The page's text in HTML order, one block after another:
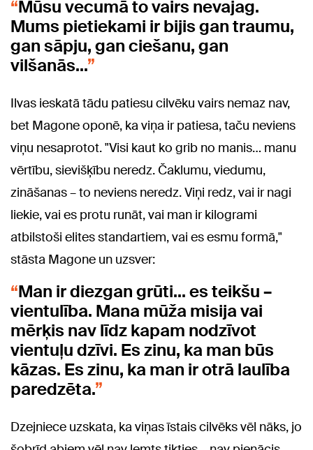
Mūsu vecumā to vairs nevajag.
Mums pietiekami ir bijis gan traumu,
gan sāpju, gan ciešanu, gan
vilšanās...
Ilvas ieskatā tādu patiesu cilvēku vairs nemaz nav,
bet Magone oponē, ka viņa ir patiesa, taču neviens
viņu nesaprotot. "Visi kaut ko grib no manis… manu
vērtību, sievišķību neredz. Čaklumu, viedumu,
zināšanas – to neviens neredz. Viņi redz, vai ir nagi
liekie, vai es protu runāt, vai man ir kilogrami
atbilstoši elites standartiem, vai es esmu formā,"
stāsta Magone un uzsver:
Man ir diezgan grūti… es teikšu –
vientulība. Mana mūža misija vai
mērķis nav līdz kapam nodzīvot
vientuļu dzīvi. Es zinu, ka man būs
kāzas. Es zinu, ka man ir otrā laulība
paredzēta.
Dzejniece uzskata, ka viņas īstais cilvēks vēl nāks, jo